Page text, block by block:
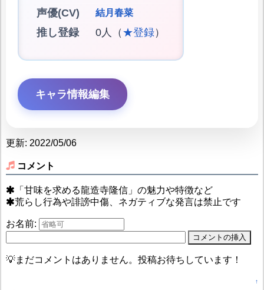
声優(CV)
結月春菜
推し登録 0人（ ★登録）
キャラ情報編集
更新: 2022/05/06
コメント
「甘味を求める龍造寺隆信」の魅力や特徴など
荒らし行為や誹謗中傷、ネガティブな発言は禁止です
お名前:
💡まだコメントはありません。投稿お待ちしています！
↑